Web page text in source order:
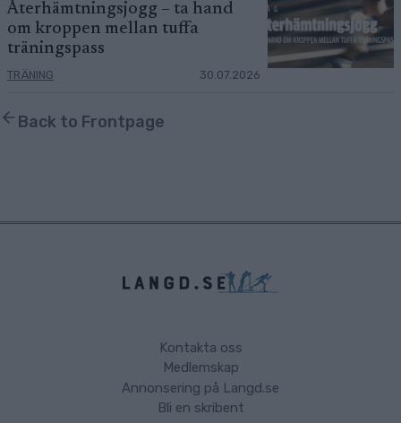
Återhämtningsjogg – ta hand
om kroppen mellan tuffa
träningspass
TRÄNING 30.07.2026
Back to Frontpage
Kontakta oss
Medlemskap
Annonsering på Langd.se
Bli en skribent